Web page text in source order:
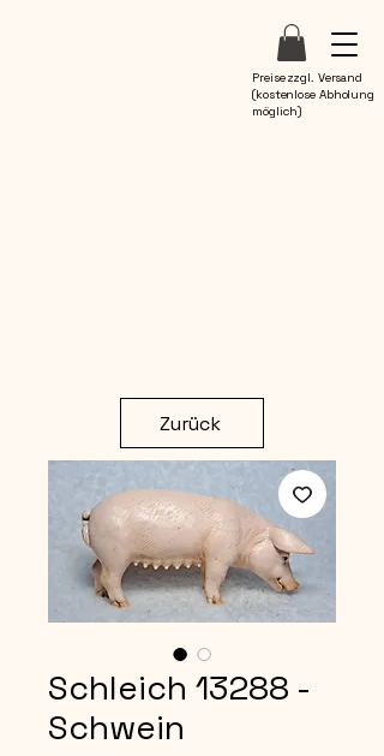
Preise zzgl. Versand
(kostenlose Abholung
möglich)
Zurück
Schleich 13288 -
Schwein